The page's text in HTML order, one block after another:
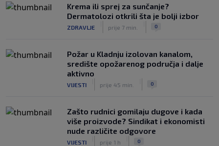
Krema ili sprej za sunčanje?
Dermatolozi otkrili šta je bolji izbor
ZDRAVLJE prije 7 min. 0
Požar u Kladnju izolovan kanalom,
središte opožarenog područja i dalje
aktivno
VIJESTI prije 45 min. 0
Zašto rudnici gomilaju dugove i kada
više proizvode? Sindikat i ekonomisti
nude različite odgovore
VIJESTI prije 1 h 0